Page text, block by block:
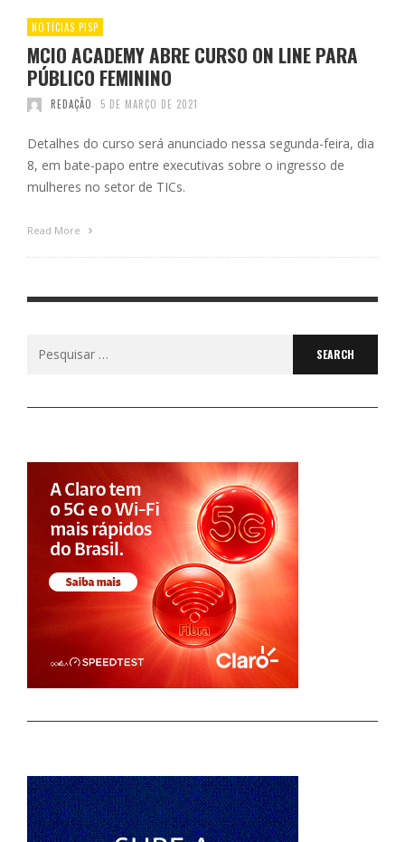
NOTÍCIAS PISP
MCIO ACADEMY ABRE CURSO ON LINE PARA
PÚBLICO FEMININO
REDAÇÃO 5 DE MARÇO DE 2021
Detalhes do curso será anunciado nessa segunda-feira, dia
8, em bate-papo entre executivas sobre o ingresso de
mulheres no setor de TICs.
Read More